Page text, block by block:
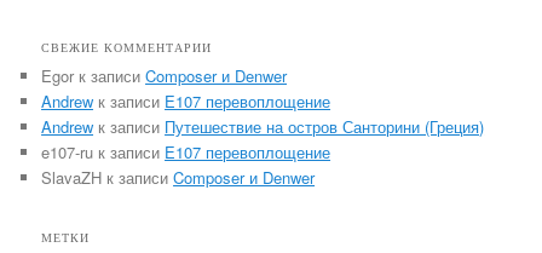
СВЕЖИЕ КОММЕНТАРИИ
Egor к записиComposer и Denwer
Andrew к записи E107 перевоплощение
Andrew к записи Путешествие на остров Санторини (Греция)
e107-ru к записи E107 перевоплощение
SlavaZH к записиComposer и Denwer
МЕТКИ